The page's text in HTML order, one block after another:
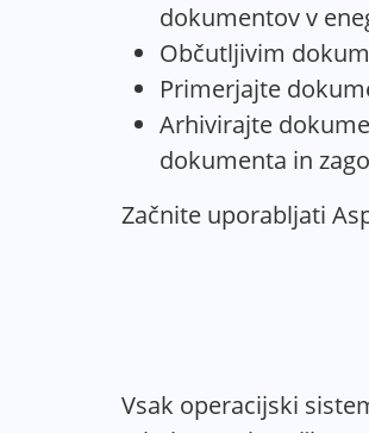
dokumentov v
Občutljivim
Primerjajte
Arhivirajte
dokumenta in
Začnite uporabljati
Vsak operacijski